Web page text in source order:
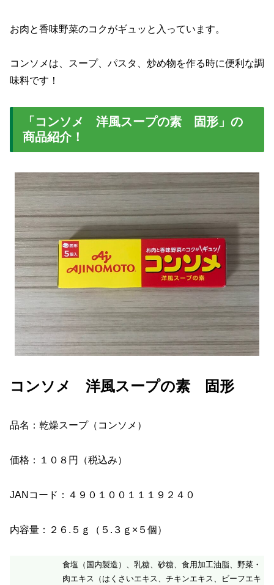
お肉と香味野菜のコクがギュッと入っています。
コンソメは、スープ、パスタ、炒め物を作る時に便利な調
味料です！
「コンソメ 洋風スープの素 固形」の
商品紹介！
コンソメ 洋風スープの素 固形
品名：乾燥スープ（コンソメ）
価格：１０８円（税込み）
JANコード：４９０１００１１１９２４０
内容量：２６.５ｇ（５.３ｇ×５個）
食塩（国内製造）、乳糖、砂糖、食用加工油脂、野菜・
肉エキス（はくさいエキス、チキンエキス、ビーフエキ